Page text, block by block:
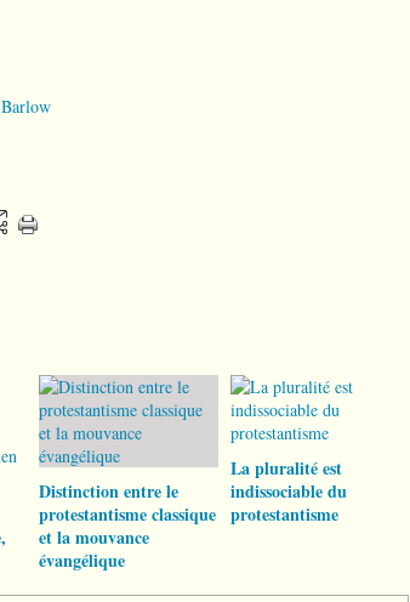
Distinction entre le
protestantisme classique
et la mouvance
évangélique
La pluralité est
indissociable du
protestantisme